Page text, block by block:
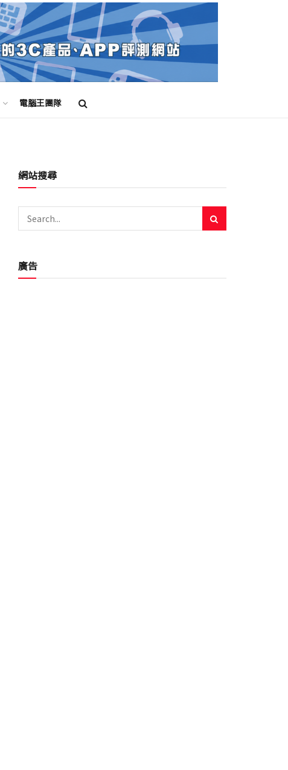
電腦王團隊
網站搜尋
廣告